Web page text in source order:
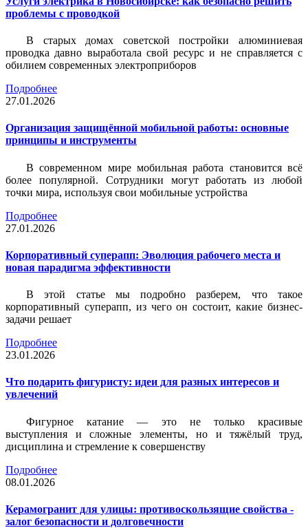
проблемы с проводкой
В старых домах советской постройки алюминиевая
проводка давно выработала свой ресурс и не справляется с
обилием современных электроприборов
Подробнее
27.01.2026
Организация защищённой мобильной работы: основные
принципы и инструменты
В современном мире мобильная работа становится всё
более популярной. Сотрудники могут работать из любой
точки мира, используя свои мобильные устройства
Подробнее
27.01.2026
Корпоративный суперапп: Эволюция рабочего места и
новая парадигма эффективности
В этой статье мы подробно разберем, что такое
корпоративный суперапп, из чего он состоит, какие бизнес-
задачи решает
Подробнее
23.01.2026
Что подарить фигуристу: идеи для разных интересов и
увлечений
Фигурное катание — это не только красивые
выступления и сложные элементы, но и тяжёлый труд,
дисциплина и стремление к совершенству
Подробнее
08.01.2026
Керамогранит для улицы: противоскользящие свойства -
залог безопасности и долговечности